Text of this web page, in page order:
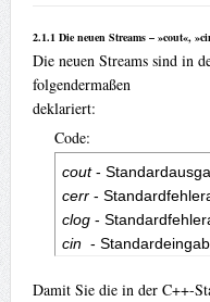
2.1.1 Die neuen Streams – »cout«,
Die neuen Streams sind in
folgendermaßen
deklariert:
Code:
cout -
cerr -
clog -
cin
-
Damit Sie die in der C++-